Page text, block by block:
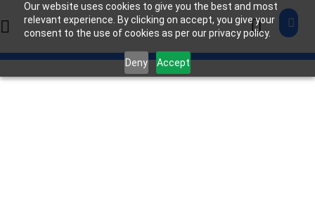
Our website uses cookies to give you the best and most
relevant experience. By clicking on accept, you give your
consent to the use of cookies as per our privacy policy.
Deny Accept